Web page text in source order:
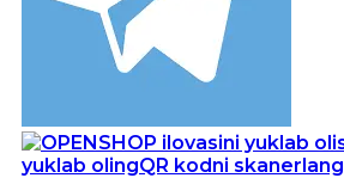
yuklab olingQR kodni skanerlang